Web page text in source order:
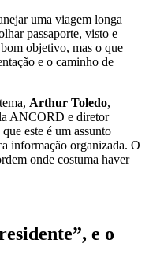
uma viagem longa
passaporte, visto e
objetivo, mas o que
e o caminho de
Arthur Toledo,
ANCORD e diretor
este é um assunto
informação organizada. O
onde costuma haver
e o